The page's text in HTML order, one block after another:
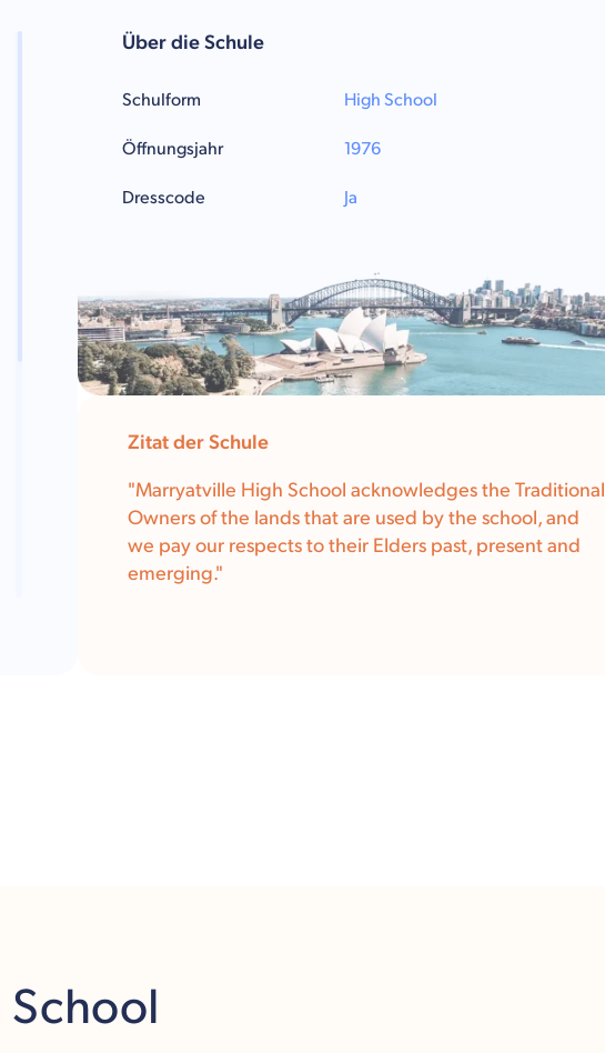
Über die Schule
Schulform
Öffnungsjahr
Dresscode
High School
1976
Ja
Zitat der Schule
"Marryatville High School acknowledges the Traditional
Owners of the lands that are used by the school, and
we pay our respects to their Elders past, present and
emerging."